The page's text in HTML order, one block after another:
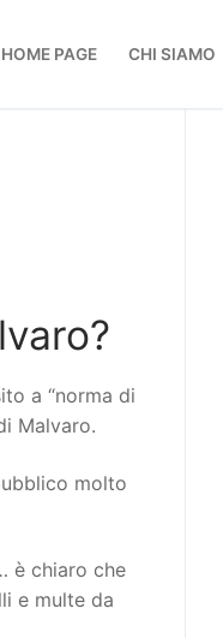
HOME PAGE CHI SIAMO
a “norma di
Malvaro.
molto
è chiaro che
e multe da